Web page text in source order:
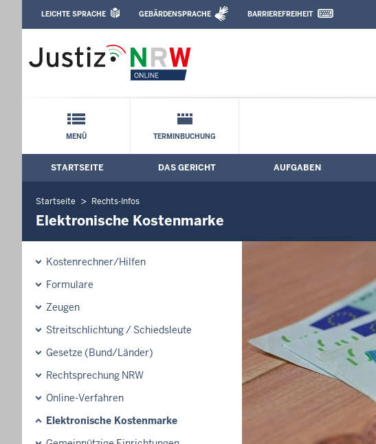
Amtsgericht Düren: Elektronische Kostenmarke
Leichte Sprache, Gebärdensprachenvideo und
LEICHTE SPRACHE GEBÄRDENSPRACHE BARRIEREFREIHEIT
Schnellnavigation mit Volltext-Suche
MENÜ TERMINBUCHUNG
Hauptmenü: Hauptnavigation
STARTSEITE DAS GERICHT AUFGABEN
Startseite Rechts-Infos
Elektronische Kostenmarke
Kostenrechner/Hilfen
Formulare
Zeugen
Streitschlichtung / Schiedsleute
Gesetze (Bund/Länder)
Rechtsprechung NRW
Online-Verfahren
Elektronische Kostenmarke